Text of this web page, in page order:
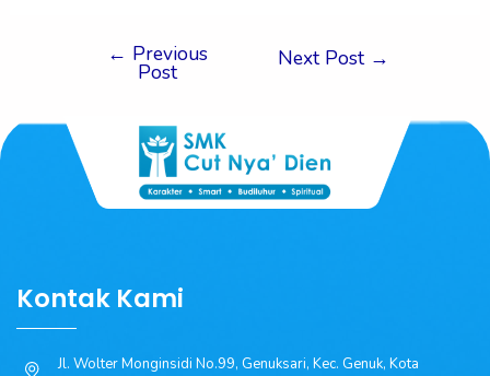
← Previous
Post
Next Post →
Kontak Kami
Jl. Wolter Monginsidi No.99, Genuksari, Kec. Genuk, Kota